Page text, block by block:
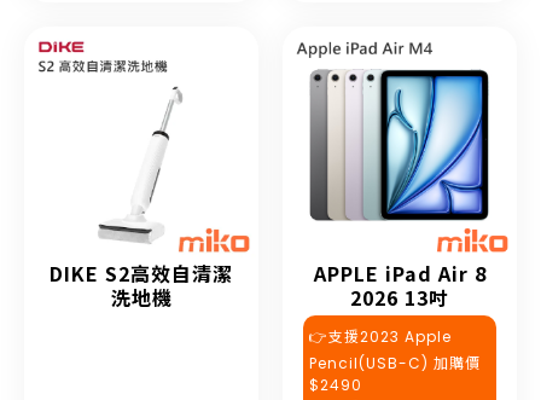
DIKE S2高效自清潔
洗地機
APPLE iPad Air 8
2026 13吋
👉支援2023 Apple
Pencil(USB-C) 加購價
$2490